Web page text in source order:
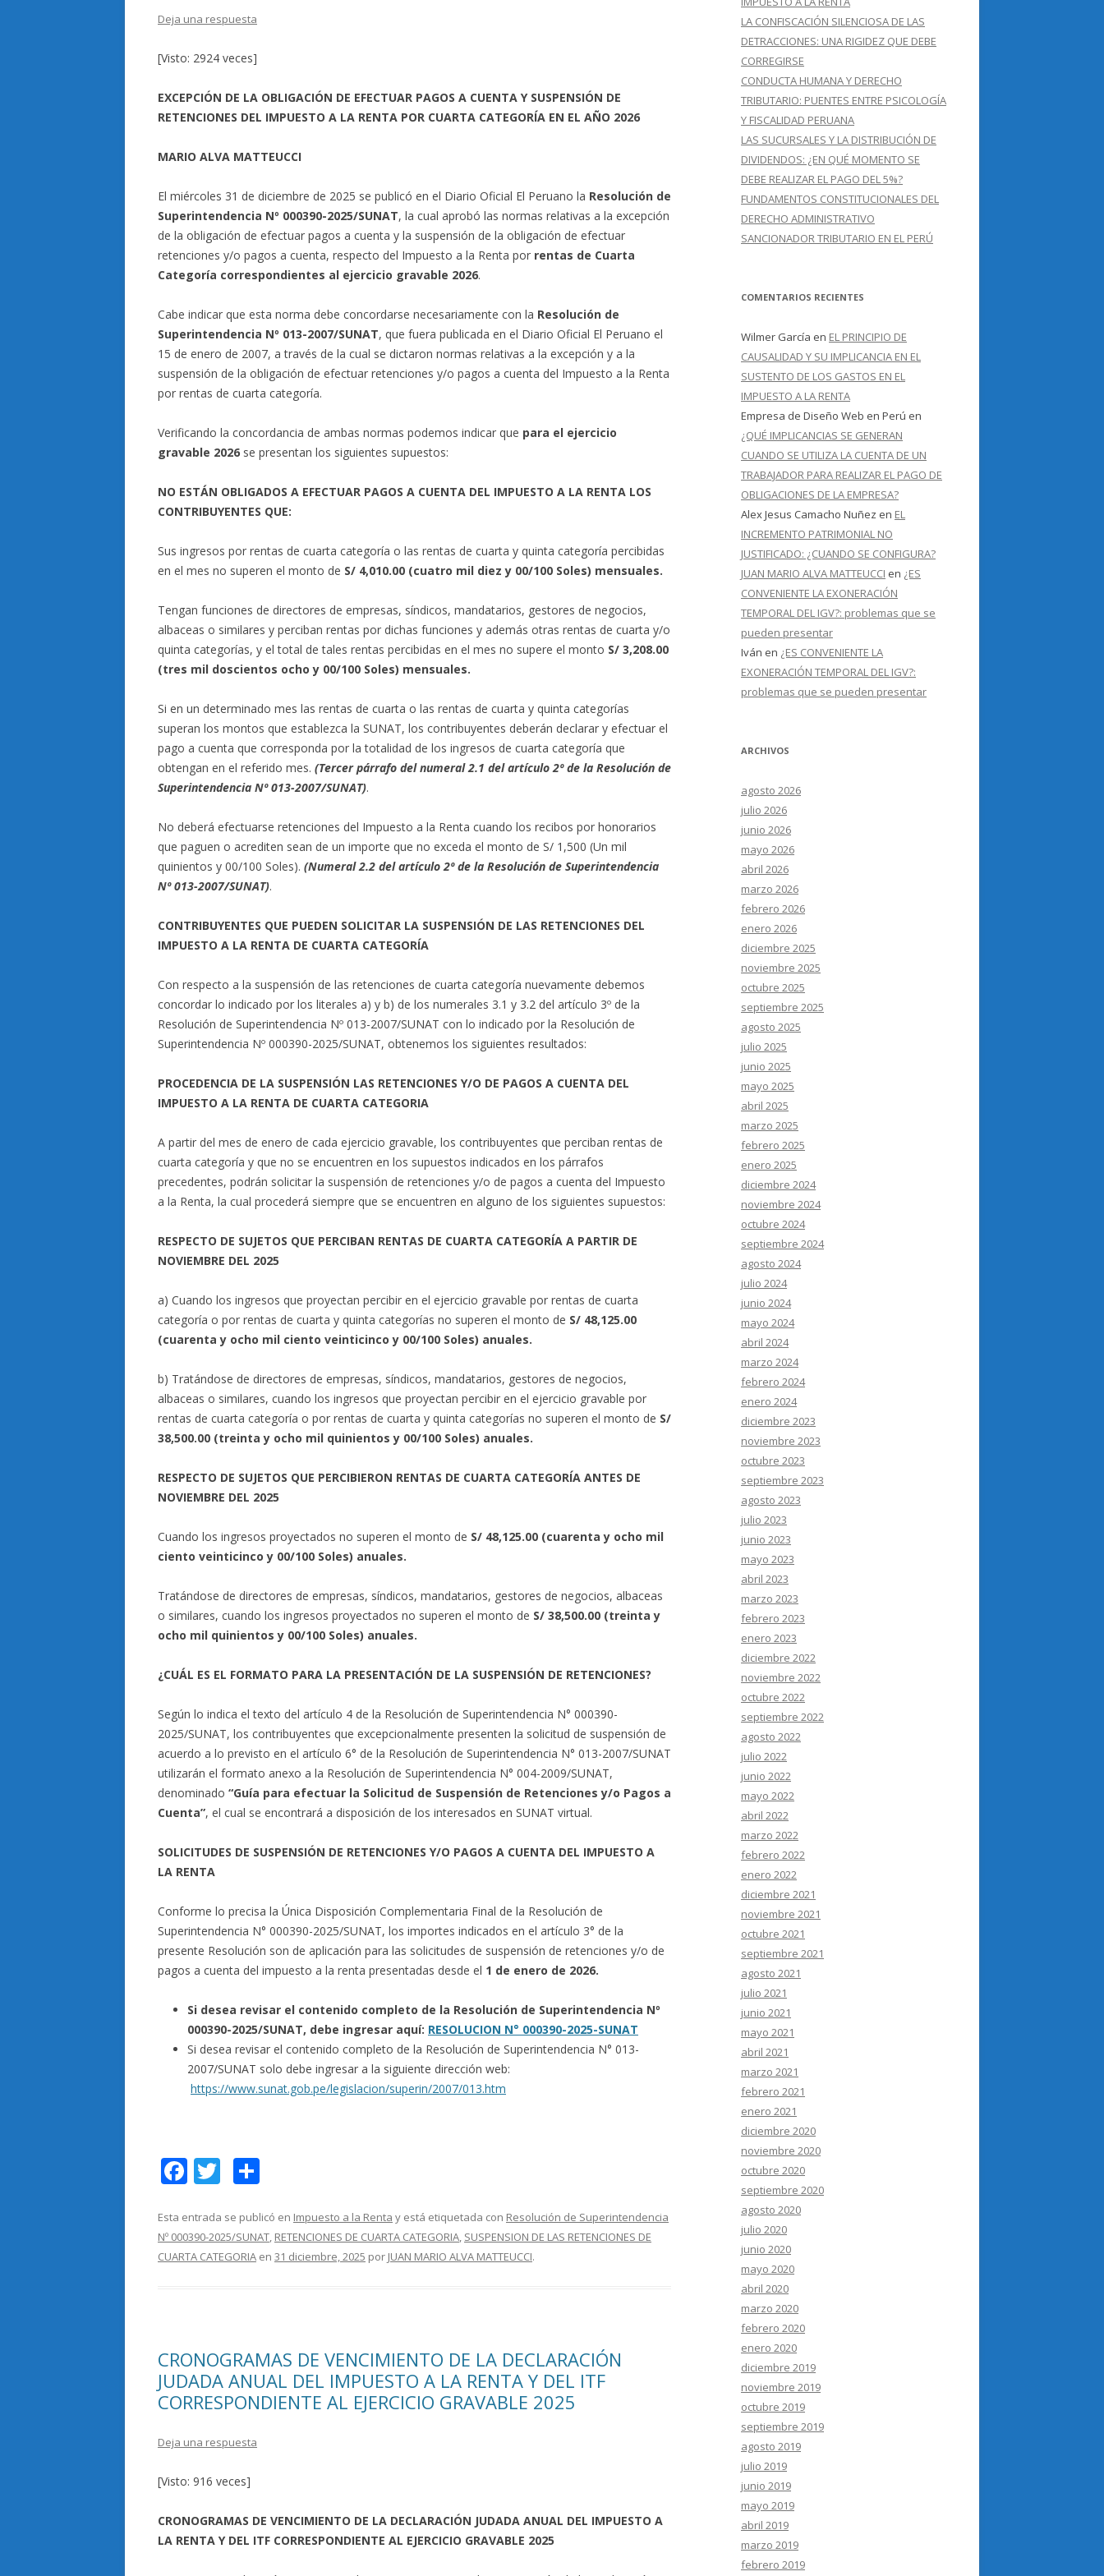
Deja una respuesta
[Visto: 2924 veces]
EXCEPCIÓN DE LA OBLIGACIÓN DE EFECTUAR PAGOS A CUENTA Y SUSPENSIÓN DE
RETENCIONES DEL IMPUESTO A LA RENTA POR CUARTA CATEGORÍA EN EL AÑO 2026
MARIO ALVA MATTEUCCI
El miércoles 31 de diciembre de 2025 se publicó en el Diario Oficial El Peruano la Resolución de
Superintendencia Nº 000390-2025/SUNAT, la cual aprobó las normas relativas a la excepción
de la obligación de efectuar pagos a cuenta y la suspensión de la obligación de efectuar
retenciones y/o pagos a cuenta, respecto del Impuesto a la Renta por rentas de Cuarta
Categoría correspondientes al ejercicio gravable 2026.
Cabe indicar que esta norma debe concordarse necesariamente con la Resolución de
Superintendencia Nº 013-2007/SUNAT, que fuera publicada en el Diario Oficial El Peruano el
15 de enero de 2007, a través de la cual se dictaron normas relativas a la excepción y a la
suspensión de la obligación de efectuar retenciones y/o pagos a cuenta del Impuesto a la Renta
por rentas de cuarta categoría.
Verificando la concordancia de ambas normas podemos indicar que para el ejercicio
gravable 2026 se presentan los siguientes supuestos:
NO ESTÁN OBLIGADOS A EFECTUAR PAGOS A CUENTA DEL IMPUESTO A LA RENTA LOS
CONTRIBUYENTES QUE:
Sus ingresos por rentas de cuarta categoría o las rentas de cuarta y quinta categoría percibidas
en el mes no superen el monto de S/ 4,010.00 (cuatro mil diez y 00/100 Soles) mensuales.
Tengan funciones de directores de empresas, síndicos, mandatarios, gestores de negocios,
albaceas o similares y perciban rentas por dichas funciones y además otras rentas de cuarta y/o
quinta categorías, y el total de tales rentas percibidas en el mes no supere el monto S/ 3,208.00
(tres mil doscientos ocho y 00/100 Soles) mensuales.
Si en un determinado mes las rentas de cuarta o las rentas de cuarta y quinta categorías
superan los montos que establezca la SUNAT, los contribuyentes deberán declarar y efectuar el
pago a cuenta que corresponda por la totalidad de los ingresos de cuarta categoría que
obtengan en el referido mes. (Tercer párrafo del numeral 2.1 del artículo 2º de la Resolución de
Superintendencia Nº 013-2007/SUNAT).
No deberá efectuarse retenciones del Impuesto a la Renta cuando los recibos por honorarios
que paguen o acrediten sean de un importe que no exceda el monto de S/ 1,500 (Un mil
quinientos y 00/100 Soles). (Numeral 2.2 del artículo 2º de la Resolución de Superintendencia
Nº 013-2007/SUNAT).
CONTRIBUYENTES QUE PUEDEN SOLICITAR LA SUSPENSIÓN DE LAS RETENCIONES DEL
IMPUESTO A LA RENTA DE CUARTA CATEGORÍA
Con respecto a la suspensión de las retenciones de cuarta categoría nuevamente debemos
concordar lo indicado por los literales a) y b) de los numerales 3.1 y 3.2 del artículo 3º de la
Resolución de Superintendencia Nº 013-2007/SUNAT con lo indicado por la Resolución de
Superintendencia Nº 000390-2025/SUNAT, obtenemos los siguientes resultados:
PROCEDENCIA DE LA SUSPENSIÓN LAS RETENCIONES Y/O DE PAGOS A CUENTA DEL
IMPUESTO A LA RENTA DE CUARTA CATEGORIA
A partir del mes de enero de cada ejercicio gravable, los contribuyentes que perciban rentas de
cuarta categoría y que no se encuentren en los supuestos indicados en los párrafos
precedentes, podrán solicitar la suspensión de retenciones y/o de pagos a cuenta del Impuesto
a la Renta, la cual procederá siempre que se encuentren en alguno de los siguientes supuestos:
RESPECTO DE SUJETOS QUE PERCIBAN RENTAS DE CUARTA CATEGORÍA A PARTIR DE
NOVIEMBRE DEL 2025
a) Cuando los ingresos que proyectan percibir en el ejercicio gravable por rentas de cuarta
categoría o por rentas de cuarta y quinta categorías no superen el monto de S/ 48,125.00
(cuarenta y ocho mil ciento veinticincoy 00/100 Soles) anuales.
b) Tratándose de directores de empresas, síndicos, mandatarios, gestores de negocios,
albaceas o similares, cuando los ingresos que proyectan percibir en el ejercicio gravable por
rentas de cuarta categoría o por rentas de cuarta y quinta categorías no superen el monto de S/
38,500.00 (treinta y ocho mil quinientos y 00/100 Soles) anuales.
RESPECTO DE SUJETOS QUE PERCIBIERON RENTAS DE CUARTA CATEGORÍA ANTES DE
NOVIEMBRE DEL 2025
Cuando los ingresos proyectados no superen el monto de S/ 48,125.00 (cuarenta y ocho mil
ciento veinticinco y 00/100 Soles) anuales.
Tratándose de directores de empresas, síndicos, mandatarios, gestores de negocios, albaceas
o similares, cuando los ingresos proyectados no superen el monto de S/ 38,500.00 (treinta y
ocho mil quinientos y 00/100 Soles) anuales.
¿CUÁL ES EL FORMATO PARA LA PRESENTACIÓN DE LA SUSPENSIÓN DE RETENCIONES?
Según lo indica el texto del artículo 4 de la Resolución de Superintendencia N° 000390-
2025/SUNAT, los contribuyentes que excepcionalmente presenten la solicitud de suspensión de
acuerdo a lo previsto en el artículo 6° de la Resolución de Superintendencia N° 013-2007/SUNAT
utilizarán el formato anexo a la Resolución de Superintendencia N° 004-2009/SUNAT,
denominado “Guía para efectuar la Solicitud de Suspensión de Retenciones y/o Pagos a
Cuenta”, el cual se encontrará a disposición de los interesados en SUNAT virtual.
SOLICITUDES DE SUSPENSIÓN DE RETENCIONES Y/O PAGOS A CUENTA DEL IMPUESTO A
LA RENTA
Conforme lo precisa la Única Disposición Complementaria Final de la Resolución de
Superintendencia N° 000390-2025/SUNAT, los importes indicados en el artículo 3° de la
presente Resolución son de aplicación para las solicitudes de suspensión de retenciones y/o de
pagos a cuenta del impuesto a la renta presentadas desde el 1 de enero de 2026.
Si desea revisar el contenido completo de la Resolución de Superintendencia Nº
000390-2025/SUNAT, debe ingresar aquí: RESOLUCION N° 000390-2025-SUNAT
Si desea revisar el contenido completo de la Resolución de Superintendencia N° 013-
2007/SUNAT solo debe ingresar a la siguiente dirección web:
https://www.sunat.gob.pe/legislacion/superin/2007/013.htm
F
e
b
T
itt
er
m
p
Esta entrada se publicó en Impuesto a la Renta y está etiquetada con Resolución de Superintendencia
Nº 000390-2025/SUNAT, RETENCIONES DE CUARTA CATEGORIA, SUSPENSION DE LAS RETENCIONES DE
CUARTA CATEGORIA en 31 diciembre, 2025 por JUAN MARIO ALVA MATTEUCCI.
CRONOGRAMAS DE VENCIMIENTO DE LA DECLARACIÓN
JUDADA ANUAL DEL IMPUESTO A LA RENTA Y DEL ITF
CORRESPONDIENTE AL EJERCICIO GRAVABLE 2025
Deja una respuesta
[Visto: 916 veces]
CRONOGRAMAS DE VENCIMIENTO DE LA DECLARACIÓN JUDADA ANUAL DEL IMPUESTO A
LA RENTA Y DEL ITF CORRESPONDIENTE AL EJERCICIO GRAVABLE 2025
LA CONFISCACIÓN SILENCIOSA DE LAS
DETRACCIONES: UNA RIGIDEZ QUE DEBE
CORREGIRSE
CONDUCTA HUMANA Y DERECHO
TRIBUTARIO: PUENTES ENTRE PSICOLOGÍA
Y FISCALIDAD PERUANA
LAS SUCURSALES Y LA DISTRIBUCIÓN DE
DIVIDENDOS: ¿EN QUÉ MOMENTO SE
DEBE REALIZAR EL PAGO DEL 5%?
FUNDAMENTOS CONSTITUCIONALES DEL
DERECHO ADMINISTRATIVO
SANCIONADOR TRIBUTARIO EN EL PERÚ
COMENTARIOS RECIENTES
Wilmer García en EL PRINCIPIO DE
CAUSALIDAD Y SU IMPLICANCIA EN EL
SUSTENTO DE LOS GASTOS EN EL
IMPUESTO A LA RENTA
Empresa de Diseño Web en Perú en
¿QUÉ IMPLICANCIAS SE GENERAN
CUANDO SE UTILIZA LA CUENTA DE UN
TRABAJADOR PARA REALIZAR EL PAGO DE
OBLIGACIONES DE LA EMPRESA?
Alex Jesus Camacho Nuñez en EL
INCREMENTO PATRIMONIAL NO
JUSTIFICADO: ¿CUANDO SE CONFIGURA?
JUAN MARIO ALVA MATTEUCCI en ¿ES
CONVENIENTE LA EXONERACIÓN
TEMPORAL DEL IGV?: problemas que se
pueden presentar
Iván en ¿ES CONVENIENTE LA
EXONERACIÓN TEMPORAL DEL IGV?:
problemas que se pueden presentar
ARCHIVOS
agosto 2026
julio 2026
junio 2026
mayo 2026
abril 2026
marzo 2026
febrero 2026
enero 2026
diciembre 2025
noviembre 2025
octubre 2025
septiembre 2025
agosto 2025
julio 2025
junio 2025
mayo 2025
abril 2025
marzo 2025
febrero 2025
enero 2025
diciembre 2024
noviembre 2024
octubre 2024
septiembre 2024
agosto 2024
julio 2024
junio 2024
mayo 2024
abril 2024
marzo 2024
febrero 2024
enero 2024
diciembre 2023
noviembre 2023
octubre 2023
septiembre 2023
agosto 2023
julio 2023
junio 2023
mayo 2023
abril 2023
marzo 2023
febrero 2023
enero 2023
diciembre 2022
noviembre 2022
octubre 2022
septiembre 2022
agosto 2022
julio 2022
junio 2022
mayo 2022
abril 2022
marzo 2022
febrero 2022
enero 2022
diciembre 2021
noviembre 2021
octubre 2021
septiembre 2021
agosto 2021
julio 2021
junio 2021
mayo 2021
abril 2021
marzo 2021
febrero 2021
enero 2021
diciembre 2020
noviembre 2020
octubre 2020
septiembre 2020
agosto 2020
julio 2020
junio 2020
mayo 2020
abril 2020
marzo 2020
febrero 2020
enero 2020
diciembre 2019
noviembre 2019
octubre 2019
septiembre 2019
agosto 2019
julio 2019
junio 2019
mayo 2019
abril 2019
marzo 2019
febrero 2019